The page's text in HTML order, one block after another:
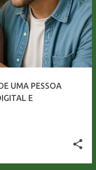
UMA PESSOA
E